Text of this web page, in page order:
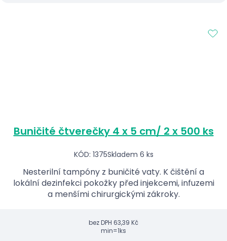
Buničité čtverečky 4 x 5 cm/ 2 x 500 ks
KÓD: 1375Skladem 6 ks
Nesterilní tampóny z buničité vaty. K čištění a
lokální dezinfekci pokožky před injekcemi, infuzemi
a menšími chirurgickými zákroky.
bez DPH 63,39 Kč
min=1ks